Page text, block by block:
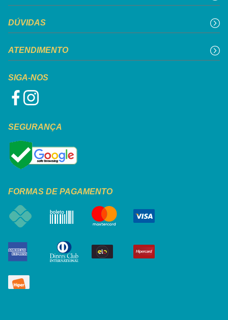
DÚVIDAS
ATENDIMENTO
SIGA-NOS
SEGURANÇA
FORMAS DE PAGAMENTO